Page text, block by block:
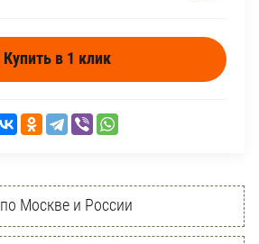
Купить в 1 клик
по Москве и России